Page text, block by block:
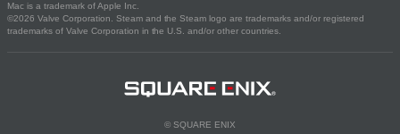
Mac is a trademark of Apple Inc.
©2026 Valve Corporation. Steam and the Steam logo are trademarks and/or registered
trademarks of Valve Corporation in the U.S. and/or other countries.
© SQUARE ENIX